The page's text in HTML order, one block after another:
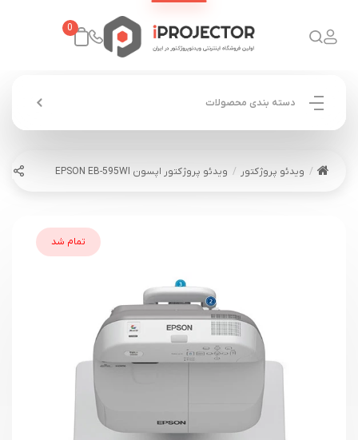
0
دسته بندی محصولات
ویدئو پروژکتور ویدئو پروژکتور اپسون EPSON EB-595WI
تمام شد